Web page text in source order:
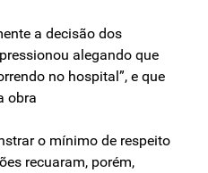
a decisão dos
alegando que
no hospital”, e que
obra
o mínimo de respeito
recuaram, porém,